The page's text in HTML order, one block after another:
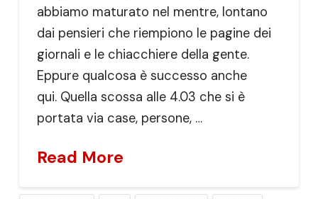
abbiamo maturato nel mentre, lontano
dai pensieri che riempiono le pagine dei
giornali e le chiacchiere della gente.
Eppure qualcosa è successo anche
qui. Quella scossa alle 4.03 che si è
portata via case, persone, …
Read More